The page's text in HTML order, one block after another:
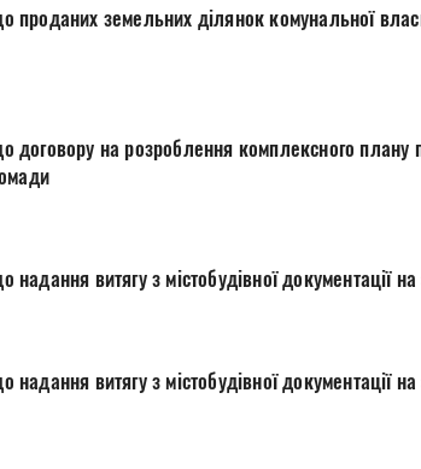
земельних ділянок комунальної
договору на розроблення комплексного плану
витягу з містобудівної документації
витягу з містобудівної документації